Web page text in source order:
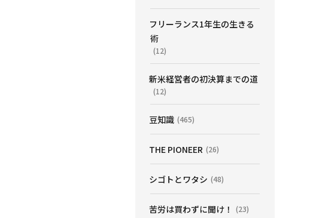
フリーランス1年生の生きる
術
(12)
新米経営者の初決算までの道
(12)
豆知識 (465)
THE PIONEER (26)
シゴトとワタシ (48)
苦労は買わずに聞け！ (23)